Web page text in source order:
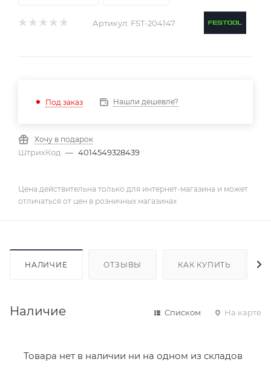
Артикул: FST-204147
Под заказ Нашли дешевле?
Хочу в подарок
ШтрихКод — 4014549328439
Цена действительна только для интернет-магазина и может
отличаться от цен в розничных магазинах
НАЛИЧИЕ ОТЗЫВЫ КАК КУПИТЬ
Наличие Списком На карте
Товара нет в наличии ни на одном из складов